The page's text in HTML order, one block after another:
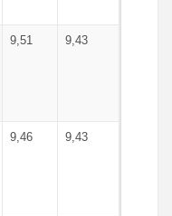
9,51 9,43
9,46 9,43